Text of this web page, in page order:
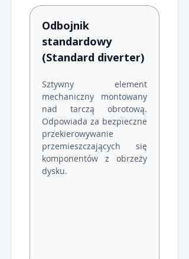
Odbojnik
standardowy
(Standard diverter)
Sztywny element
mechaniczny montowany
nad tarczą obrotową.
Odpowiada za bezpieczne
przekierowywanie
przemieszczających się
komponentów z obrzeży
dysku.